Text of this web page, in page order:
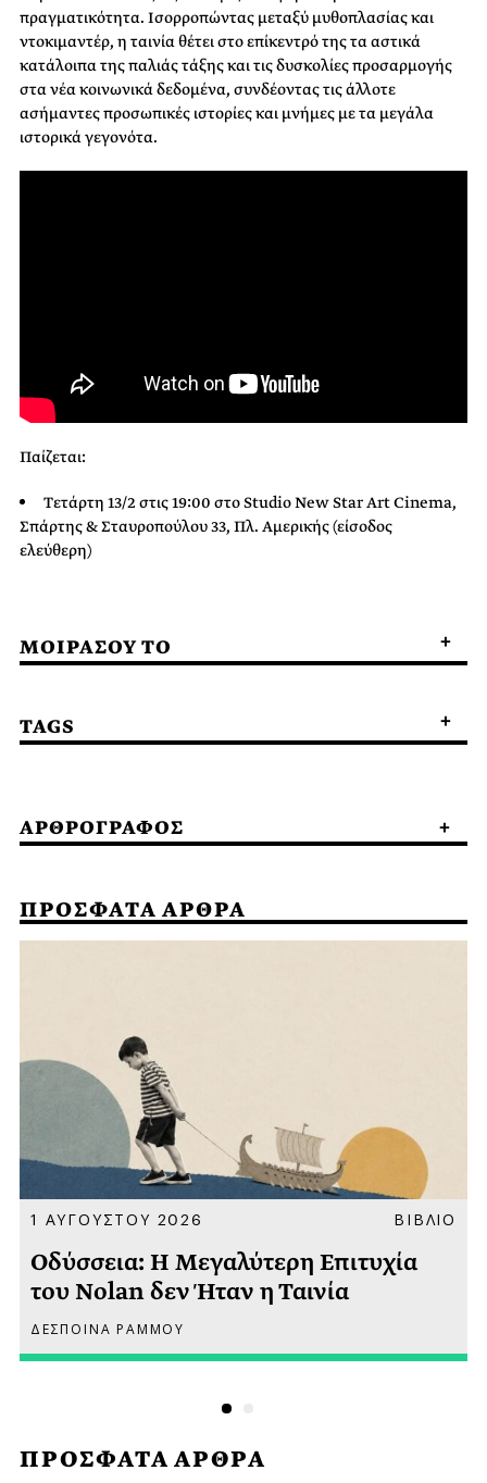
ΠΡΟΣΦΑΤΑ ΑΡΘΡΑ
πραγματικότητα. Ισορροπώντας μεταξύ μυθοπλασίας και
ντοκιμαντέρ, η ταινία θέτει στο επίκεντρό της τα αστικά
κατάλοιπα της παλιάς τάξης και τις δυσκολίες προσαρμογής
στα νέα κοινωνικά δεδομένα, συνδέοντας τις άλλοτε
ασήμαντες προσωπικές ιστορίες και μνήμες με τα μεγάλα
ιστορικά γεγονότα.
Παίζεται:
Τετάρτη 13/2 στις 19:00 στο Studio New Star Art Cinema,
Σπάρτης & Σταυροπούλου 33, Πλ. Αμερικής (είσοδος
ελεύθερη)
ΜΟΙΡΑΣΟΥ ΤΟ
TAGS
ΑΡΘΡΟΓΡΑΦΟΣ
ΠΡΟΣΦΑΤΑ ΑΡΘΡΑ
1 ΑΥΓΟΥΣΤΟΥ 2026 ΒΙΒΛΙΟ
Οδύσσεια: Η Μεγαλύτερη Επιτυχία
του Nolan δεν Ήταν η Ταινία
ΔΕΣΠΟΙΝΑ ΡΑΜΜΟΥ